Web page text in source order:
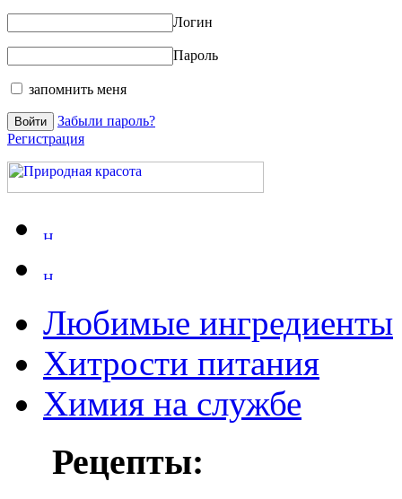
Логин
Пароль
запомнить меня
Забыли пароль?
Регистрация
Любимые ингредиенты
Хитрости питания
Химия на службе
Рецепты: